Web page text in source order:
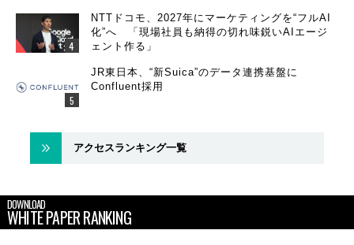
NTTドコモ、2027年にマーケティングを“フルAI
化”へ 「現場社員も納得の切れ味鋭いAIエージ
ェント作る」
JR東日本、“新Suica”のデータ連携基盤に
Confluent採用
アクセスランキング一覧
DOWNLOAD
WHITE PAPER RANKING